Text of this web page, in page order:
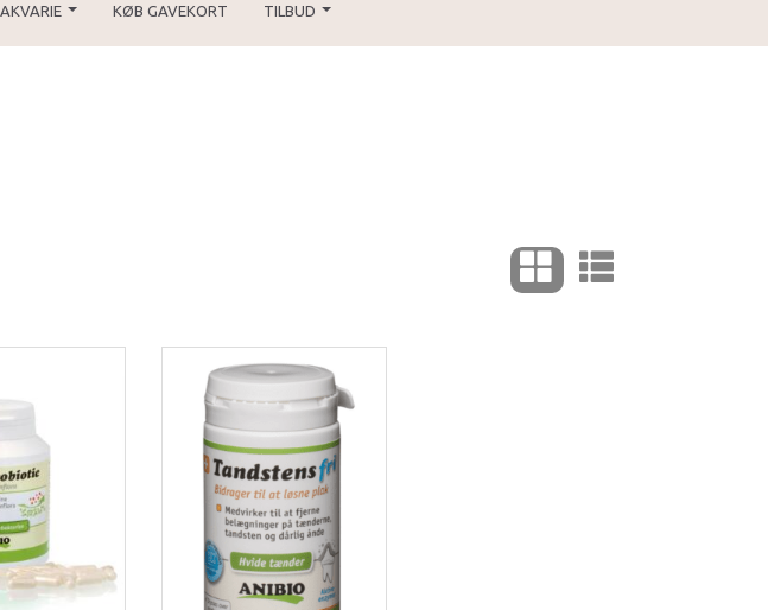
AKVARIE KØB GAVEKORT TILBUD